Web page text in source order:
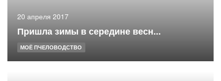
20 апреля 2017
Пришла зимы в середине весн...
МОЁ ПЧЕЛОВОДСТВО